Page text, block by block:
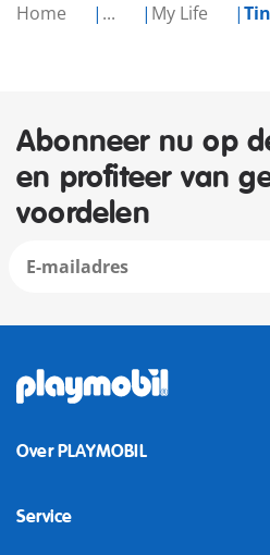
Home ... My Life
Abonneer nu op
en profiteer van
voordelen
Over PLAYMOBIL
Service